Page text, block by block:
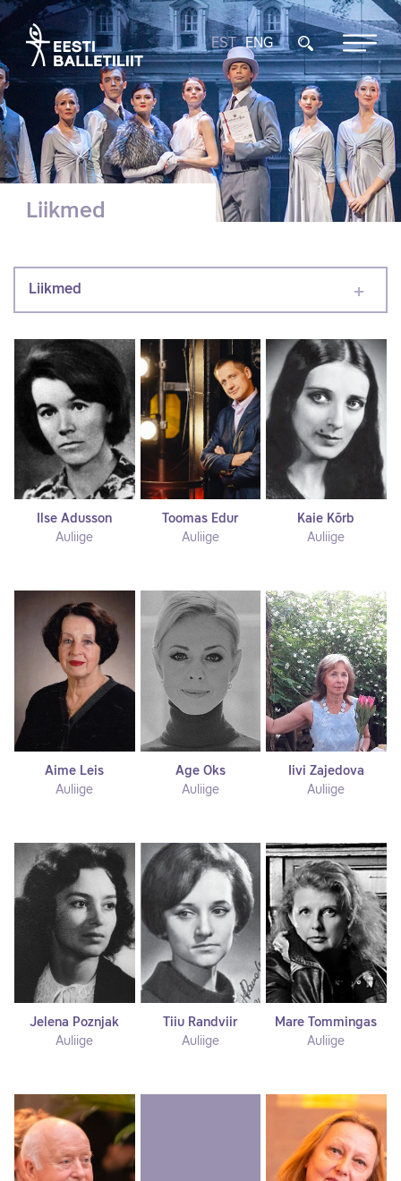
EST ENG
Liikmed
Liikmed
Ilse Adusson
Auliige
Toomas Edur
Auliige
Kaie Kõrb
Auliige
Aime Leis
Auliige
Age Oks
Auliige
Iivi Zajedova
Auliige
Jelena Poznjak
Auliige
Tiiu Randviir
Auliige
Mare Tommingas
Auliige